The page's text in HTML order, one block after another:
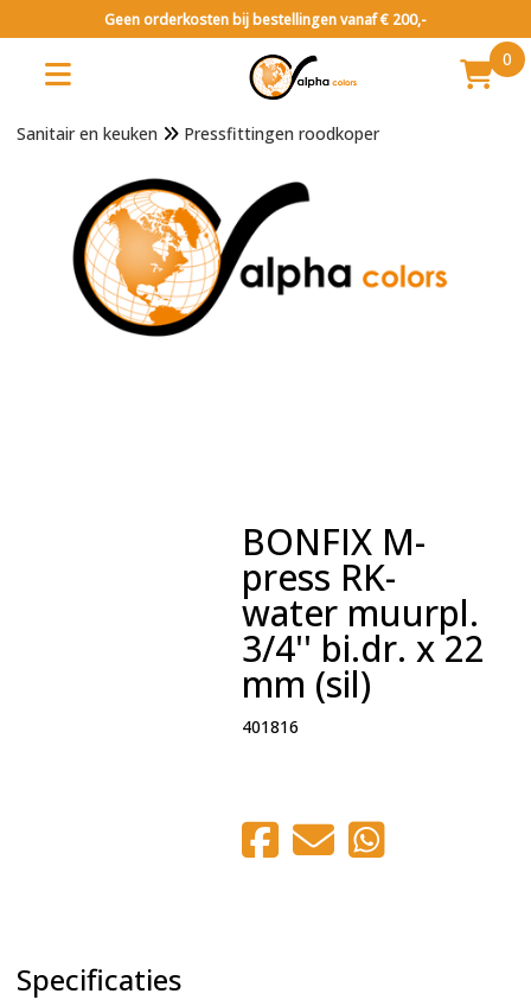
Geen orderkosten bij bestellingen vanaf € 200,-
0
Sanitair en keuken Pressfittingen roodkoper
BONFIX M-
press RK-
water muurpl.
3/4'' bi.dr. x 22
mm (sil)
401816
Specificaties